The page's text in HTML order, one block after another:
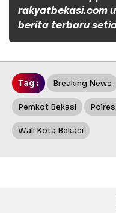
rakyatbekasi.com
berita terbaru
Tag : Breaking News
Pemkot Bekasi
Wali Kota Bekasi